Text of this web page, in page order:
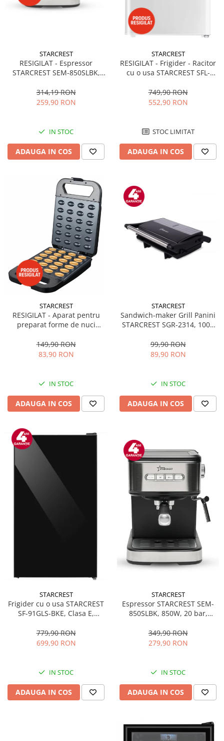
STARCREST
RESIGILAT - Espressor
STARCREST SEM-850SLBK,
detasabil 1.5L, dispozitiv
spumare, filtru dublu din
314,19 RON
259,90 RON
IN STOC
ADAUGA IN COS
STARCREST
RESIGILAT - Frigider - Racitor
cu o usa STARCREST SFL-
92L, Iluminare interioara,H 83
cm, Alb
749,90 RON
552,90 RON
STOC LIMITAT
ADAUGA IN COS
STARCREST
RESIGILAT - Aparat pentru
preparat forme de nuci
forme, 1400W, Indicator
luminos, Placi antiaderente,
149,90 RON
83,90 RON
IN STOC
ADAUGA IN COS
STARCREST
Sandwich-maker Grill Panini
STARCREST SGR-2314, 1000
Deschidere 180°, Suprafata
de gatire 23 x 14 cm, Negru
99,90 RON
89,90 RON
IN STOC
ADAUGA IN COS
STARCREST
Frigider cu o usa STARCREST
SF-91GLS-BKE, Clasa E,
interioara, H 83 cm, Sticla
Neagra
779,90 RON
699,90 RON
IN STOC
ADAUGA IN COS
STARCREST
Espressor STARCREST SEM-
850SLBK, 850W, 20 bar,
dispozitiv spumare, filtru
dublu din inox, Negru/Inox
349,90 RON
279,90 RON
IN STOC
ADAUGA IN COS